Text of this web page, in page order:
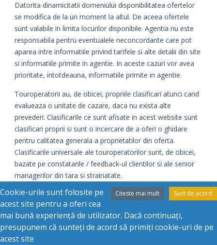
Datorita dinamicitatii domeniului disponibilitatea ofertelor
se modifica de la un moment la altul. De aceea ofertele
sunt valabile in limita locurilor disponibile. Agentia nu este
responsabila pentru eventualele neconcordante care pot
aparea intre informatiile privind tarifele si alte detalii din site
si informatiile primite in agentie. In aceste cazuri vor avea
prioritate, intotdeauna, informatiile primite in agentie.
Touroperatorii au, de obicei, propriile clasificari atunci cand
evalueaza o unitate de cazare, daca nu exista alte
prevederi. Clasificarile ce sunt afisate in acest website sunt
clasificari proprii si sunt o incercare de a oferi o ghidare
pentru calitatea generala a proprietatilor din oferta.
Clasificarile universale ale touroperatorilor sunt, de obicei,
bazate pe constatarile / feedback-ul clientilor si ale senior
managerilor din tara si strainatate.
Daca este cazul, evaluarile oficiale sunt date de catre
autoritatile din fiecare tara si au tendinta de a da o
clasificare corecta bazata pe standardele relative din tara
respectiva.
Sunt de acord
Citeste mai mult
Cookie-urile sunt folosite pe
acest site pentru a oferi cea
mai bună experiență de utilizator. Dacă continuați,
presupunem că sunteți de acord să primiți cookie-uri de pe
acest site